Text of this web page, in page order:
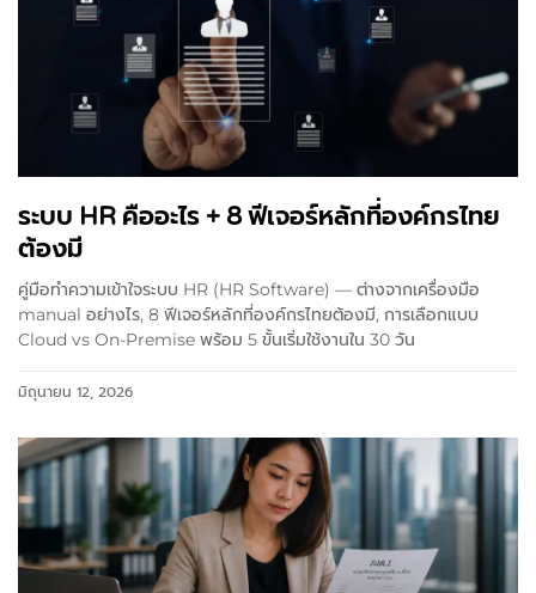
ระบบ HR คืออะไร + 8 ฟีเจอร์หลักที่องค์กรไทย
ต้องมี
คู่มือทำความเข้าใจระบบ HR (HR Software) — ต่างจากเครื่องมือ
manual อย่างไร, 8 ฟีเจอร์หลักที่องค์กรไทยต้องมี, การเลือกแบบ
Cloud vs On-Premise พร้อม 5 ขั้นเริ่มใช้งานใน 30 วัน
มิถุนายน 12, 2026